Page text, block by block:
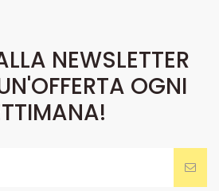
NEWSLETTER
OGNI